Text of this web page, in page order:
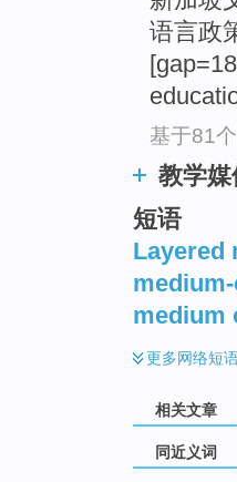
语言政
基于81
教学媒
短语
Layered
medium
更多网络短
相关文章
同近义词